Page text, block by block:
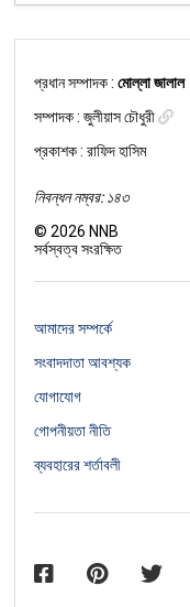
প্রধান সম্পাদক :মোল্লা জালাল
সম্পাদক :জুলীয়াস চৌধুরী
প্রকাশক : রাফিদ হাসিম
নিবন্ধন নম্বর: ১৪৩
©2026 NNB
সর্বস্বত্ব সংরক্ষিত
আমাদের সম্পর্কে
সংবাদদাতা আবশ্যক
যোগাযোগ
গোপনীয়তা নীতি
ব্যবহারের শর্তাবলী